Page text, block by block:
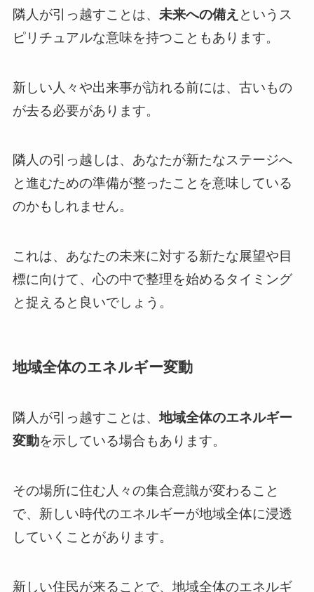
隣人が引っ越すことは、 未来への備え というス
ピリチュアルな意味を持つこともあります。
新しい人々や出来事が訪れる前には、古いもの
が去る必要があります。
隣人の引っ越しは、あなたが新たなステージへ
と進むための準備が整ったことを意味している
のかもしれません。
これは、あなたの未来に対する新たな展望や目
標に向けて、心の中で整理を始めるタイミング
と捉えると良いでしょう。
地域全体のエネルギー変動
隣人が引っ越すことは、地域全体のエネルギー
変動を示している場合もあります。
その場所に住む人々の集合意識が変わること
で、新しい時代のエネルギーが地域全体に浸透
していくことがあります。
新しい住民が来ることで、地域全体のエネルギ